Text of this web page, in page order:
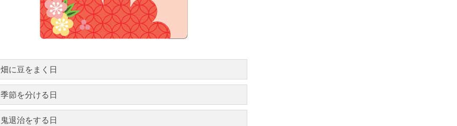
畑に豆をまく日
季節を分ける日
鬼退治をする日